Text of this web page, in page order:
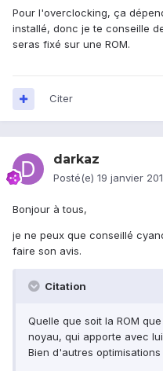
Pour l'overclocking, ça
installé, donc je te conseille
seras fixé sur une ROM.
Citer
darkaz
Posté(e) 19 janvier
Bonjour à tous,
je ne peux que conseillé
faire son avis.
Citation
Quelle que soit la ROM
noyau, qui apporte avec
Bien d'autres